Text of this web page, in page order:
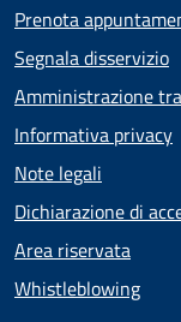
Prenota
Segnala disservizio
Amministrazione
Informativa privacy
Note legali
Dichiarazione di
Area riservata
Whistleblowing